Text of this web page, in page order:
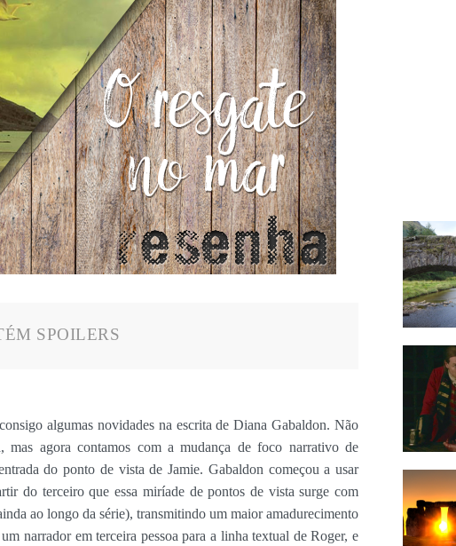
SPOILERS
algumas novidades na escrita de Diana Gabaldon. Não
mas agora contamos com a mudança de foco narrativo de
do ponto de vista de Jamie. Gabaldon começou a usar
do terceiro que essa miríade de pontos de vista surge com
ao longo da série), transmitindo um maior amadurecimento
narrador em terceira pessoa para a linha textual de Roger, e